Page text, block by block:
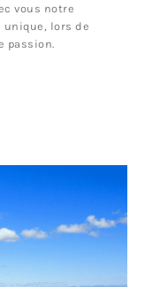
vous notre
lors de
passion.